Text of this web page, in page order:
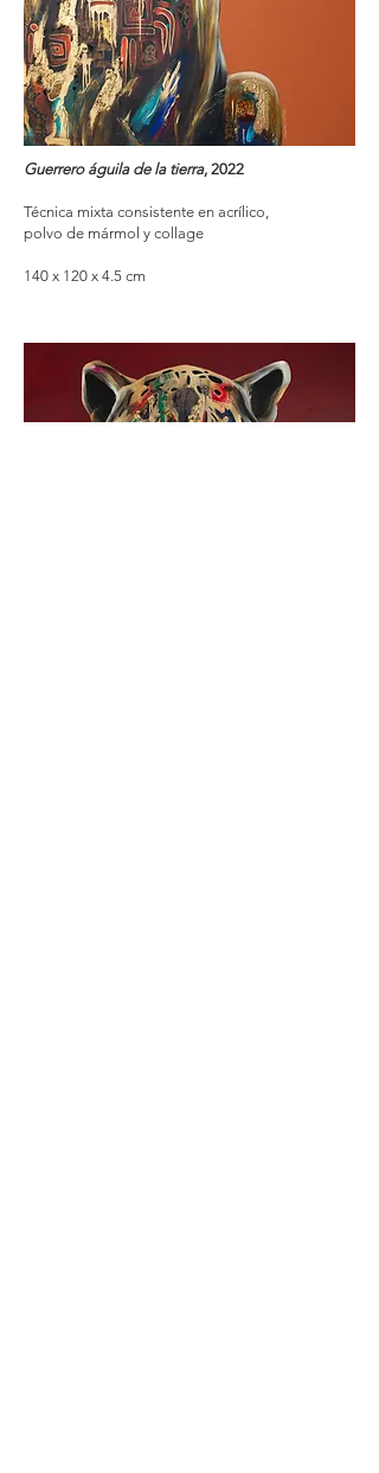
Guerrero águila de la tierra, 2022
Técnica mixta consistente en acrílico,
polvo de mármol y collage
140 x 120 x 4.5 cm